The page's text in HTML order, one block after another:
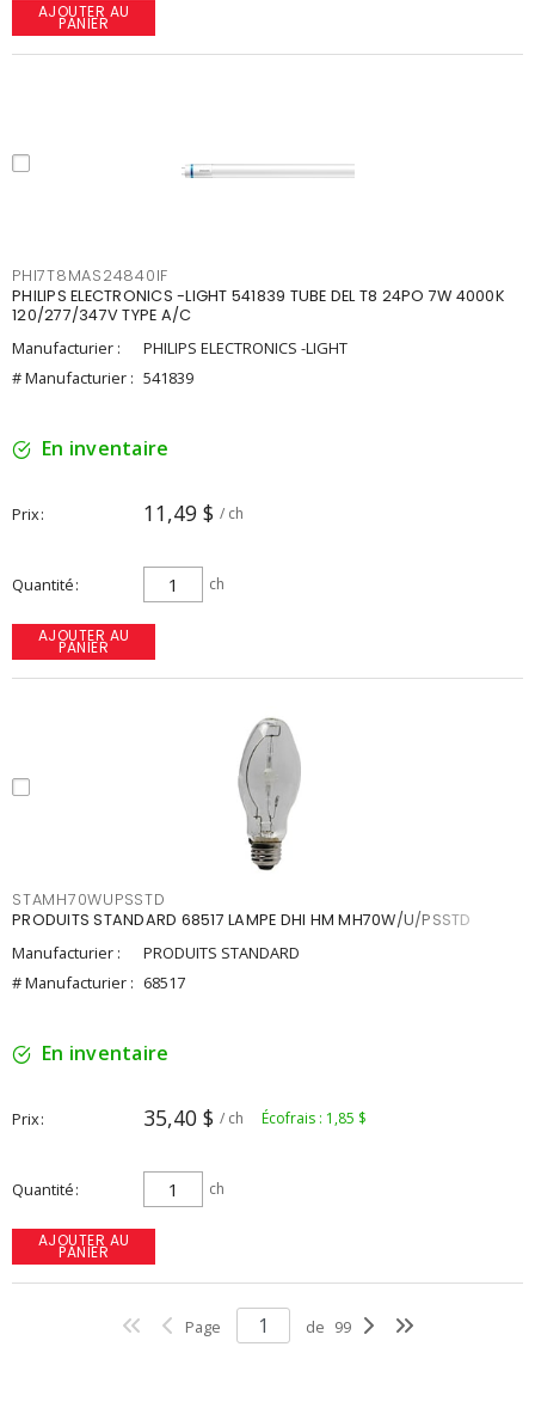
AJOUTER AU
PANIER
PHI7T8MAS24840IF
PHILIPS ELECTRONICS -LIGHT 541839 TUBE DEL T8 24PO 7W 4000K
120/277/347V TYPE A/C
Manufacturier :
PHILIPS ELECTRONICS -LIGHT
# Manufacturier : 541839
En inventaire
Prix 11,49 $ / ch
Quantité ch
AJOUTER AU
PANIER
STAMH70WUPSSTD
PRODUITS STANDARD 68517 LAMPE DHI HM MH70W/U/PSSTD
Manufacturier :
PRODUITS STANDARD
# Manufacturier : 68517
En inventaire
Prix 35,40 $ / ch Écofrais : 1,85 $
Quantité ch
AJOUTER AU
PANIER
Page de 99